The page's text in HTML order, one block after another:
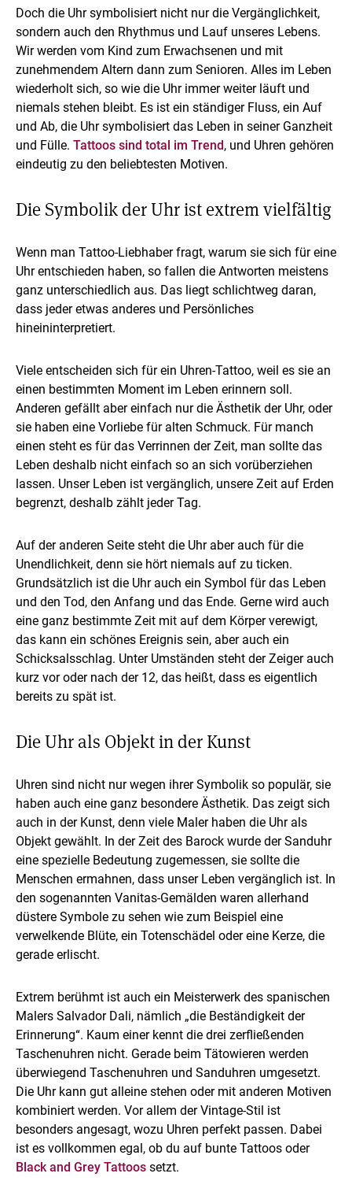
Doch die Uhr symbolisiert nicht nur die Vergänglichkeit,
sondern auch den Rhythmus und Lauf unseres Lebens.
Wir werden vom Kind zum Erwachsenen und mit
zunehmendem Altern dann zum Senioren. Alles im Leben
wiederholt sich, so wie die Uhr immer weiter läuft und
niemals stehen bleibt. Es ist ein ständiger Fluss, ein Auf
und Ab, die Uhr symbolisiert das Leben in seiner Ganzheit
und Fülle. Tattoos sind total im Trend, und Uhren gehören
eindeutig zu den beliebtesten Motiven.
Die Symbolik der Uhr ist extrem vielfältig
Wenn man Tattoo-Liebhaber fragt, warum sie sich für eine
Uhr entschieden haben, so fallen die Antworten meistens
ganz unterschiedlich aus. Das liegt schlichtweg daran,
dass jeder etwas anderes und Persönliches
hineininterpretiert.
Viele entscheiden sich für ein Uhren-Tattoo, weil es sie an
einen bestimmten Moment im Leben erinnern soll.
Anderen gefällt aber einfach nur die Ästhetik der Uhr, oder
sie haben eine Vorliebe für alten Schmuck. Für manch
einen steht es für das Verrinnen der Zeit, man sollte das
Leben deshalb nicht einfach so an sich vorüberziehen
lassen. Unser Leben ist vergänglich, unsere Zeit auf Erden
begrenzt, deshalb zählt jeder Tag.
Auf der anderen Seite steht die Uhr aber auch für die
Unendlichkeit, denn sie hört niemals auf zu ticken.
Grundsätzlich ist die Uhr auch ein Symbol für das Leben
und den Tod, den Anfang und das Ende. Gerne wird auch
eine ganz bestimmte Zeit mit auf dem Körper verewigt,
das kann ein schönes Ereignis sein, aber auch ein
Schicksalsschlag. Unter Umständen steht der Zeiger auch
kurz vor oder nach der 12, das heißt, dass es eigentlich
bereits zu spät ist.
Die Uhr als Objekt in der Kunst
Uhren sind nicht nur wegen ihrer Symbolik so populär, sie
haben auch eine ganz besondere Ästhetik. Das zeigt sich
auch in der Kunst, denn viele Maler haben die Uhr als
Objekt gewählt. In der Zeit des Barock wurde der Sanduhr
eine spezielle Bedeutung zugemessen, sie sollte die
Menschen ermahnen, dass unser Leben vergänglich ist. In
den sogenannten Vanitas-Gemälden waren allerhand
düstere Symbole zu sehen wie zum Beispiel eine
verwelkende Blüte, ein Totenschädel oder eine Kerze, die
gerade erlischt.
Extrem berühmt ist auch ein Meisterwerk des spanischen
Malers Salvador Dali, nämlich „die Beständigkeit der
Erinnerung“. Kaum einer kennt die drei zerfließenden
Taschenuhren nicht. Gerade beim Tätowieren werden
überwiegend Taschenuhren und Sanduhren umgesetzt.
Die Uhr kann gut alleine stehen oder mit anderen Motiven
kombiniert werden. Vor allem der Vintage-Stil ist
besonders angesagt, wozu Uhren perfekt passen. Dabei
ist es vollkommen egal, ob du auf bunte Tattoos oder
Black and Grey Tattoos setzt.